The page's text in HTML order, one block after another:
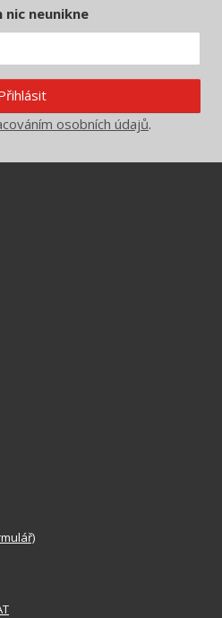
nic neunikne
osobních údajů.